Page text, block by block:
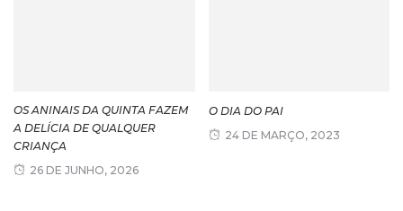
OS ANINAIS DA QUINTA FAZEM
A DELÍCIA DE QUALQUER
CRIANÇA
26 DE JUNHO, 2026
O DIA DO PAI
24 DE MARÇO, 2023